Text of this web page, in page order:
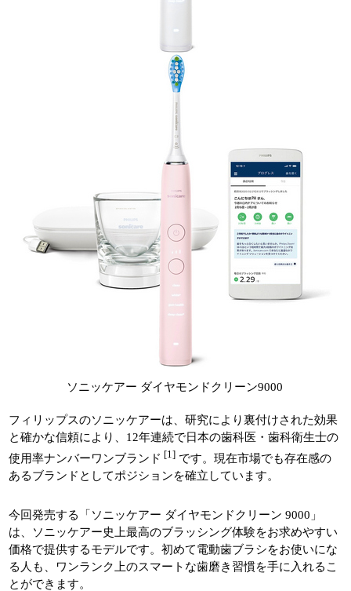
ソニッケアー ダイヤモンドクリーン9000
フィリップスのソニッケアーは、研究により裏付けされた効果
と確かな信頼により、12年連続で日本の歯科医・歯科衛生士の
使用率ナンバーワンブランド [1] です。現在市場でも存在感の
あるブランドとしてポジションを確立しています。
今回発売する「ソニッケアー ダイヤモンドクリーン 9000」
は、ソニッケアー史上最高のブラッシング体験をお求めやすい
価格で提供するモデルです。初めて電動歯ブラシをお使いにな
る人も、ワンランク上のスマートな歯磨き習慣を手に入れるこ
とができます。